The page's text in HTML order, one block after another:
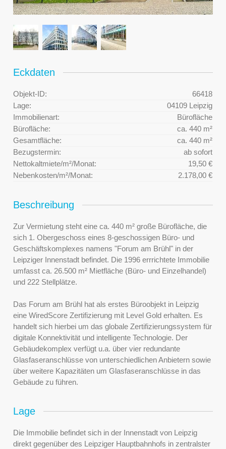
Eckdaten
Objekt-ID:
66418
Lage:
04109 Leipzig
Immobilienart:
Bürofläche
Bürofläche:
ca. 440 m²
Gesamtfläche:
ca. 440 m²
Bezugstermin:
ab sofort
Nettokaltmiete/m²/Monat:
19,50 €
Nebenkosten/m²/Monat:
2.178,00 €
Beschreibung
Zur Vermietung steht eine ca. 440 m² große Bürofläche, die
sich 1. Obergeschoss eines 8-geschossigen Büro- und
Geschäftskomplexes namens "Forum am Brühl" in der
Leipziger Innenstadt befindet. Die 1996 errrichtete Immobilie
umfasst ca. 26.500 m² Mietfläche (Büro- und Einzelhandel)
und 222 Stellplätze.
Das Forum am Brühl hat als erstes Büroobjekt in Leipzig
eine WiredScore Zertifizierung mit Level Gold erhalten. Es
handelt sich hierbei um das globale Zertifizierungssystem für
digitale Konnektivität und intelligente Technologie. Der
Gebäudekomplex verfügt u.a. über vier redundante
Glasfaseranschlüsse von unterschiedlichen Anbietern sowie
über weitere Kapazitäten um Glasfaseranschlüsse in das
Gebäude zu führen.
Lage
Die Immobilie befindet sich in der Innenstadt von Leipzig
direkt gegenüber des Leipziger Hauptbahnhofs in zentralster